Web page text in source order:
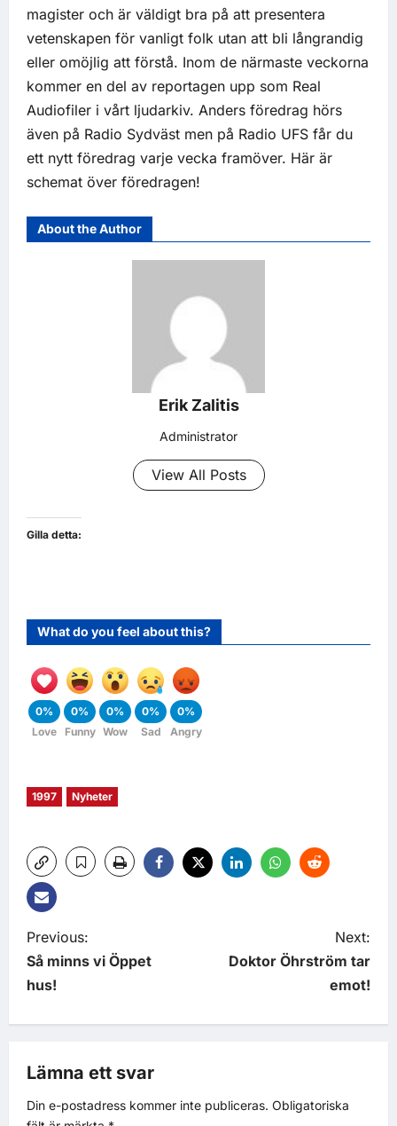
magister och är väldigt bra på att presentera
vetenskapen för vanligt folk utan att bli långrandig
eller omöjlig att förstå. Inom de närmaste veckorna
kommer en del av reportagen upp som Real
Audiofiler i vårt ljudarkiv. Anders föredrag hörs
även på Radio Sydväst men på Radio UFS får du
ett nytt föredrag varje vecka framöver. Här är
schemat över föredragen!
About the Author
Erik Zalitis
Administrator
View All Posts
Gilla detta:
What do you feel about this?
0%
Love
0%
Funny
0%
Wow
0%
Sad
0%
Angry
1997 Nyheter
Previous:
Så minns vi Öppet
hus!
Next:
Doktor Öhrström tar
emot!
Lämna ett svar
Din e-postadress kommer inte publiceras. Obligatoriska